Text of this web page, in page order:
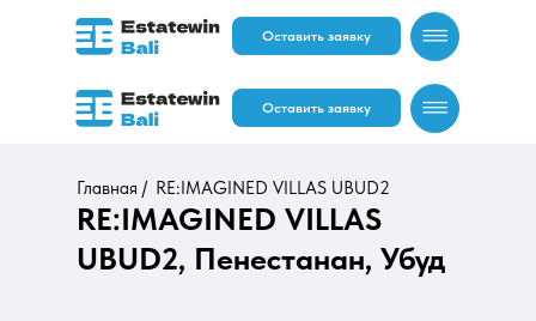
RU EN
Оставить заявку
Оставить заявку
Главная / RE:IMAGINED VILLAS UBUD2
RE:IMAGINED VILLAS
UBUD2, Пенестанан, Убуд